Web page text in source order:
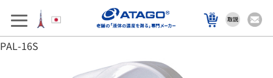
アフターサポート
製品を選ぶ
PAL-16S